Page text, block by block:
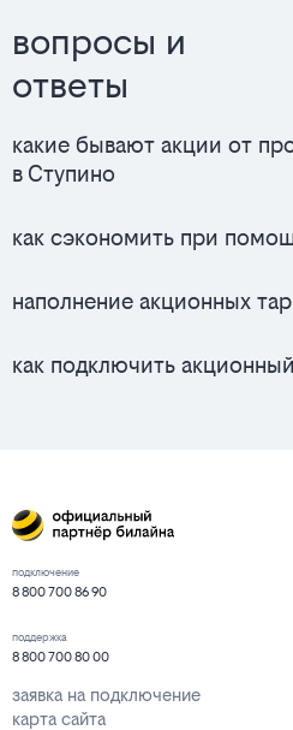
вопросы и
ответы
какие бывают акции от
в Ступино
как сэкономить при
наполнение акционных
как подключить
подключение
8 800 700 86 90
поддержка
8 800 700 80 00
заявка на подключение
карта сайта